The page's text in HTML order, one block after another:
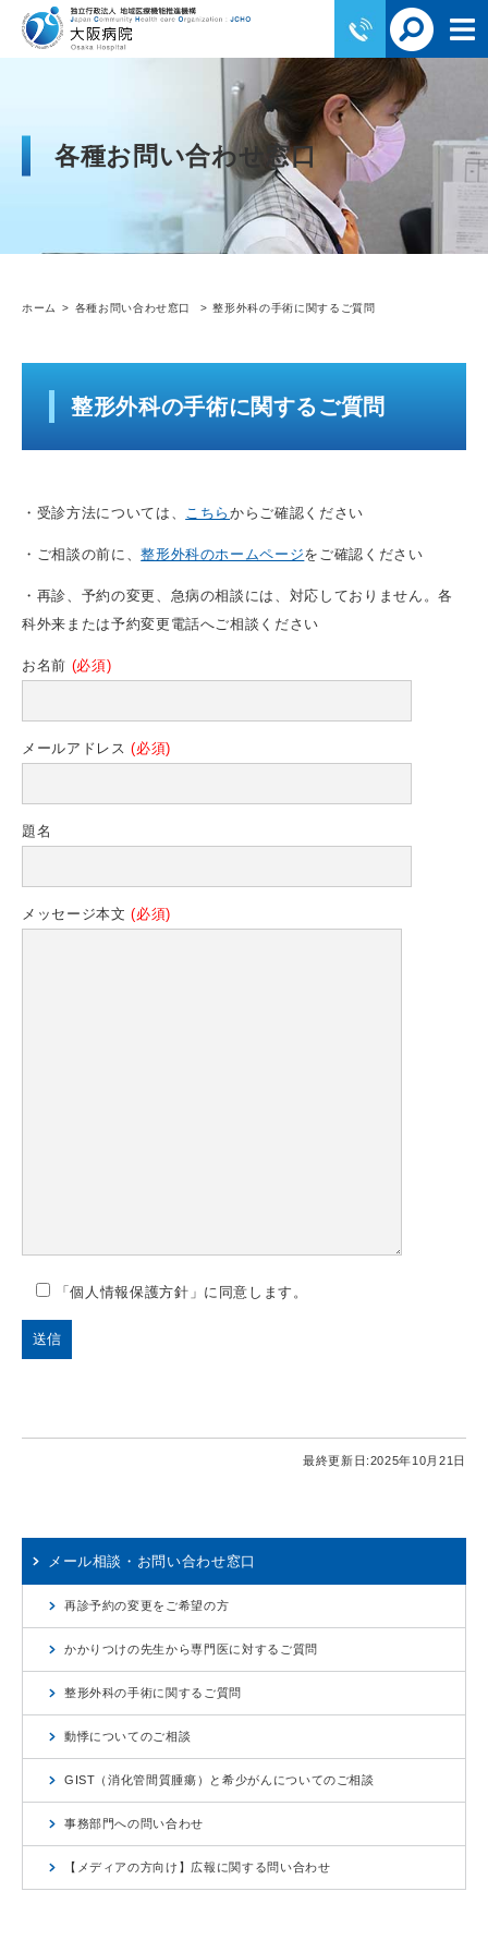
各種お問い合わせ窓口
ホーム 各種お問い合わせ窓口 整形外科の手術に関するご質問
整形外科の手術に関するご質問
・受診方法については、 こちらからご確認ください
・ご相談の前に、整形外科のホームページをご確認ください
・再診、予約の変更、急病の相談には、対応しておりません。各
科外来または予約変更電話へご相談ください
お名前 (必須)
メールアドレス (必須)
題名
メッセージ本文(必須)
「個人情報保護方針」に同意します。
最終更新日:2025年10月21日
メール相談・お問い合わせ窓口
再診予約の変更をご希望の方
かかりつけの先生から専門医に対するご質問
整形外科の手術に関するご質問
動悸についてのご相談
GIST（消化管間質腫瘍）と希少がんについてのご相談
事務部門への問い合わせ
【メディアの方向け】広報に関する問い合わせ